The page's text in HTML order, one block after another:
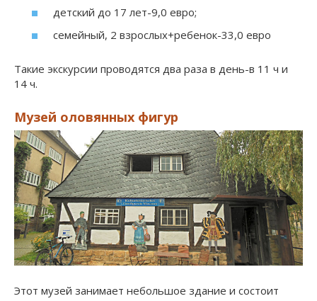
детский до 17 лет-9,0 евро;
семейный, 2 взрослых+ребенок-33,0 евро
Такие экскурсии проводятся два раза в день-в 11 ч и
14 ч.
Музей оловянных фигур
Этот музей занимает небольшое здание и состоит